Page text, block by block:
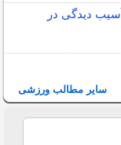
دیدگی در
سایر مطالب ورزشی